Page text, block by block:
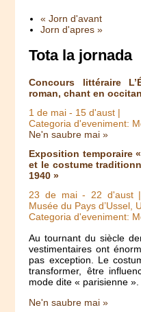
« Jorn d'avant
Jorn d'apres »
Tota la jornada
Concours littéraire
roman, chant en
1 de mai - 15 d'aust |
Categoria d'eveniment:
Ne'n saubre mai »
Exposition temporaire
et le costume
1940 »
23 de mai- 22 d'aust|
Musée du Pays d’Ussel,
Categoria d'eveniment:
Au tournant du siècle
vestimentaires ont
pas exception. Le
transformer, être
mode dite « parisienne
Ne'n saubre mai »